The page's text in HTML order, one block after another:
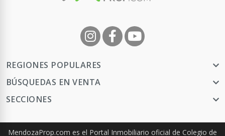
REGIONES POPULARES
BÚSQUEDAS EN VENTA
SECCIONES
MendozaProp.com es el Portal Inmobiliario oficial de Colegio de